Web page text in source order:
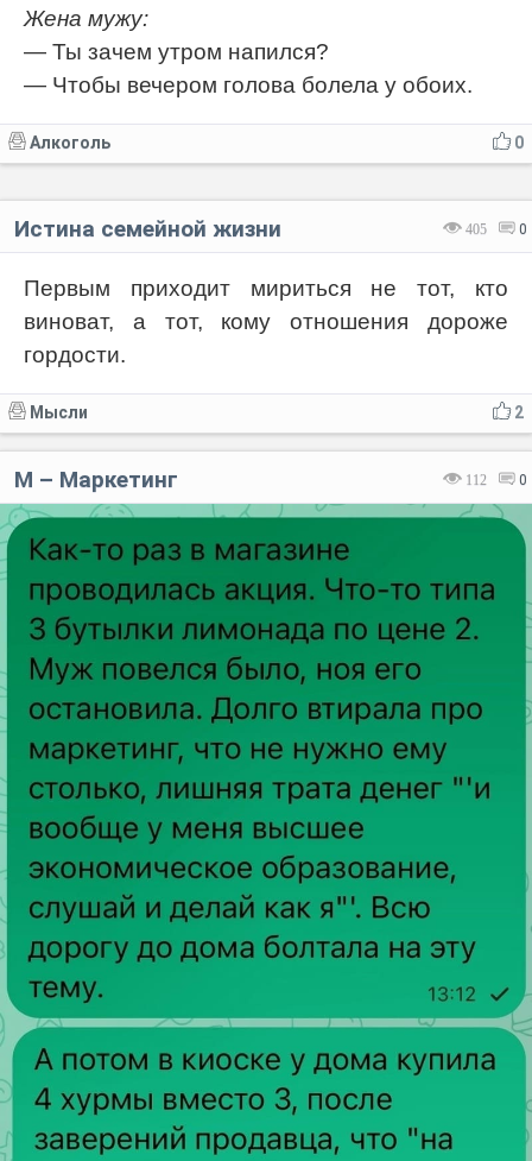
Жена мужу:
— Ты зачем утром напился?
— Чтобы вечером голова болела у обоих.
0
Алкоголь
405 0
Истина семейной жизни
Первым приходит мириться не тот, кто
виноват, а тот, кому отношения дороже
гордости.
2
Мысли
112 0
М – Маркетинг